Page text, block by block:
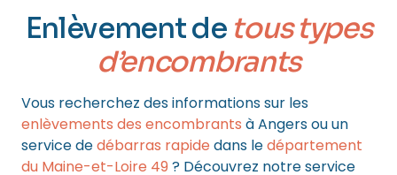
Enlèvement de tous types
d’encombrants
Vous recherchez des informations sur les
enlèvements des encombrants à Angers ou un
service dedébarras rapide dans ledépartement
du Maine-et-Loire 49 ? Découvrez notre service